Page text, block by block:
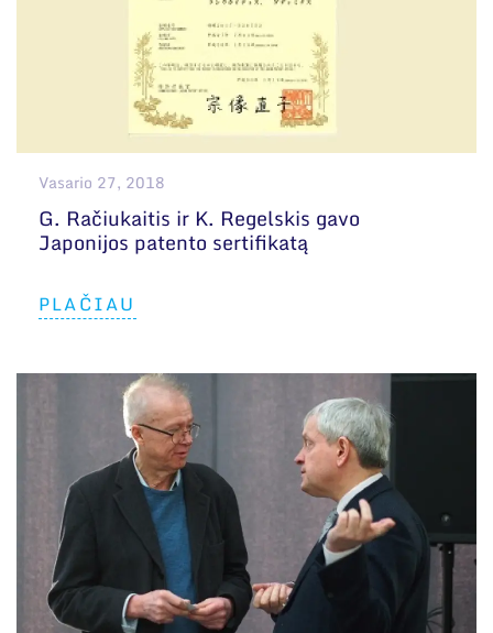
Vasario 27, 2018
G. Račiukaitis ir K. Regelskis gavo
Japonijos patento sertifikatą
PLAČIAU